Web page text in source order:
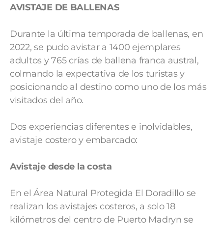
AVISTAJE DE BALLENAS
Durante la última temporada de ballenas, en
2022, se pudo avistar a 1400 ejemplares
adultos y 765 crías de ballena franca austral,
colmando la expectativa de los turistas y
posicionando al destino como uno de los más
visitados del año.
Dos experiencias diferentes e inolvidables,
avistaje costero y embarcado:
Avistaje desde la costa
En el Área Natural Protegida El Doradillo se
realizan los avistajes costeros, a solo 18
kilómetros del centro de Puerto Madryn se